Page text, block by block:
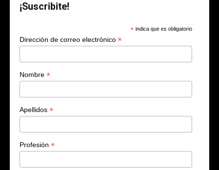
¡Suscribite!
* indica que es obligatorio
Dirección de correo electrónico *
Nombre *
Apellidos *
Profesión *